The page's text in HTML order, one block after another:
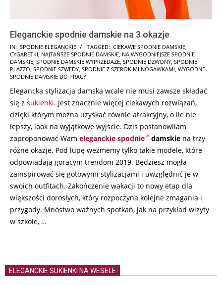
Eleganckie spodnie damskie na 3 okazje
2025-
08-
16
IN: SPODNIE ELEGANCKIE TAGGED: CIEKAWE SPODNIE DAMSKIE
CYGARETKI NAJTAŃSZE SPODNIE DAMSKIE NAJWYGODNIEJSZE SPODNIE
DAMSKIE SPODNIE DAMSKIE WYPRZEDAŻE SPODNIE DZWONY SPODNIE
PLAZZO SPODNIE SZWEDY SPODNIE Z SZEROKIMI NOGAWKAMI WYGODNE
SPODNIE DAMSKIE DO PRACY
Elegancka stylizacja damska wcale nie musi zawsze składać
się z sukienki. Jest znacznie więcej ciekawych rozwiązań,
dzięki którym można uzyskać równie atrakcyjny, o ile nie
lepszy, look na wyjątkowe wyjście. Dziś postanowiłam
zaproponować Wam eleganckie spodnie damskie na trzy
różne okazje. Pod lupę weźmemy tylko takie modele, które
odpowiadają gorącym trendom 2019. Będziesz mogła
zainspirować się gotowymi stylizacjami i uwzględnić je w
swoich outfitach. Zakończenie wakacji to nowy etap dla
większości dorosłych, który rozpoczyna kolejne zmagania i
przygody. Mnóstwo ważnych spotkań, jak na przykład wizyty
w szkole, …
ELEGANCKIE SUKIENKI NA WESELE